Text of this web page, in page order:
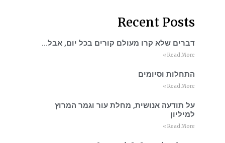
Recent Posts
דברים שלא קרו מעולם קורים בכל יום, אבל…
Read More »
התחלות וסיומים
Read More »
על תודעה אנושית, מחלת עור וגמר המרוץ
למיליון
Read More »